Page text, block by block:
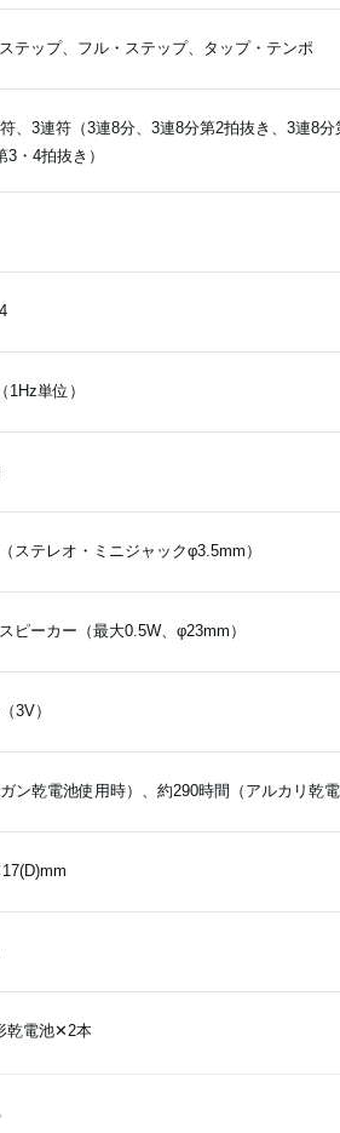
テップ、フル・ステップ、タップ・テンポ
、3連符（3連8分、3連8分第2拍抜き、3連8
・4拍抜き）
1Hz単位）
ステレオ・ミニジャックφ3.5mm）
ピーカー（最大0.5W、φ23mm）
3V）
ン乾電池使用時）、約290時間（アルカリ乾
乾電池✕2本